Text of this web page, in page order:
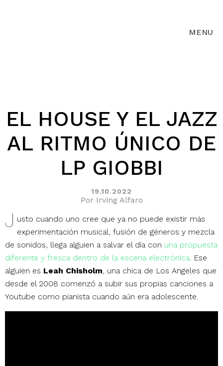
MENU
EL HOUSE Y EL JAZZ
AL RITMO ÚNICO DE
LP GIOBBI
19.10.2022
Por Irving Alfaro
J usto cuando uno cree que ya no puede existir más
experimentación musical, fusión de géneros y mezcla
de sonidos, llega alguien a salvar el día con una propuesta
diferente y fresca dentro de la escena electrónica. Ese
alguien es Leah Chisholm, una chica de Los Angeles que
desde el 2008 comenzó a subir sus propias canciones a
Youtube como pianista cuando aún era adolescente.